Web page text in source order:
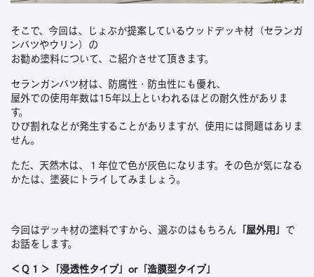
そこで、今回は、じょぶが提案しているウッドデッキ材（セランガ
ンバツやウリン）の
お勧め塗料について、ご紹介させて頂きます。
セランガンバツ材は、防腐性・防虫性にも優れ、
屋外での使用年数は15年以上といわれるほどの耐久性がありま
す。
ひび割れなどが発生することがありますが、使用には問題はありま
せん。
ただ、天然木は、１年位で色が灰色になります。その色が気になる
かたは、塗装にトライしてみましょう。
今回はデッキ材の塗料ですから、選ぶのはもちろん 「屋外用」 で
お話をします。
＜Ｑ１＞「浸透性タイプ」or「造膜型タイプ」